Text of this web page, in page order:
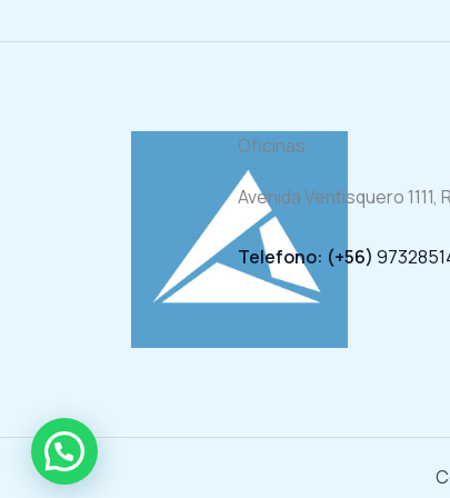
Oficinas
Avenida Ventisquero
Telefono: (+56)